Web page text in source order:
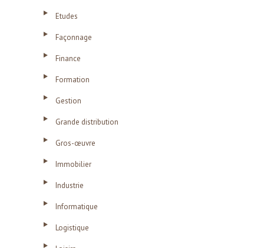
Etudes
Façonnage
Finance
Formation
Gestion
Grande distribution
Gros-œuvre
Immobilier
Industrie
Informatique
Logistique